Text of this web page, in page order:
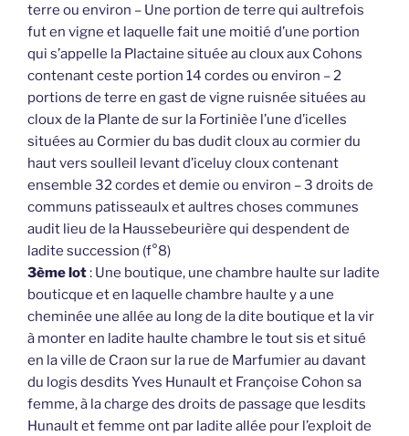
terre ou environ – Une portion de terre qui aultrefois
fut en vigne et laquelle fait une moitié d’une portion
qui s’appelle la Plactaine située au cloux aux Cohons
contenant ceste portion 14 cordes ou environ – 2
portions de terre en gast de vigne ruisnée situées au
cloux de la Plante de sur la Fortinièe l’une d’icelles
situées au Cormier du bas dudit cloux au cormier du
haut vers soulleil levant d’iceluy cloux contenant
ensemble 32 cordes et demie ou environ – 3 droits de
communs patisseaulx et aultres choses communes
audit lieu de la Haussebeurière qui despendent de
ladite succession (f°8)
3ème lot: Une boutique, une chambre haulte sur ladite
bouticque et en laquelle chambre haulte y a une
cheminée une allée au long de la dite boutique et la vir
à monter en ladite haulte chambre le tout sis et situé
en la ville de Craon sur la rue de Marfumier au davant
du logis desdits Yves Hunault et Françoise Cohon sa
femme, à la charge des droits de passage que lesdits
Hunault et femme ont par ladite allée pour l’exploit de